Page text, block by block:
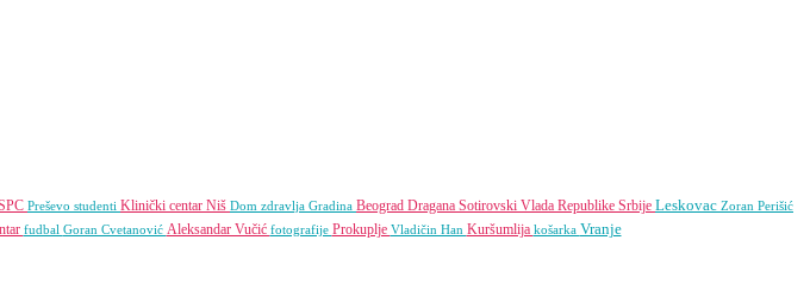
Preševo studenti Klinički centar Niš Dom zdravlja Gradina Beograd Dragana Sotirovski Vlada Republike Srbije Leskovac Zoran Perišić
fudbal Goran Cvetanović Aleksandar Vučić fotografije Prokuplje Vladičin Han Kuršumlija košarka Vranje